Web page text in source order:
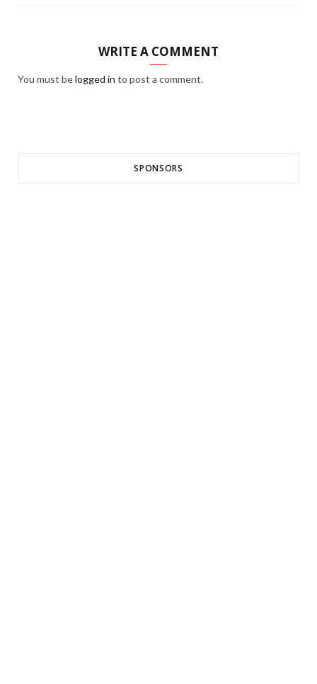
WRITE A COMMENT
You must belogged in to post a comment.
SPONSORS